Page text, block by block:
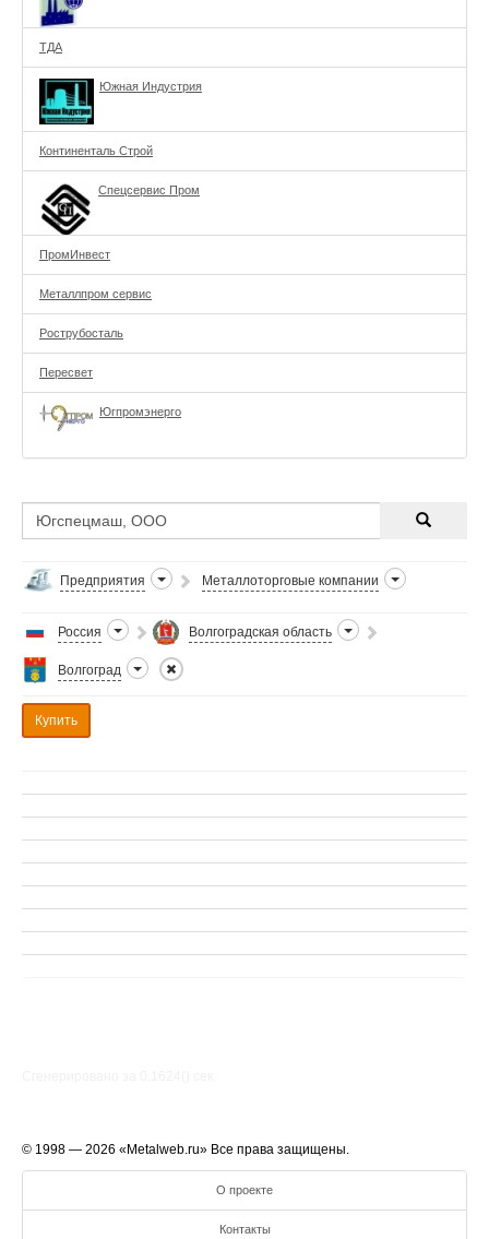
ТДА
Южная Индустрия
Континенталь Строй
Спецсервис Пром
ПромИнвест
Металлпром сервис
Рострубосталь
Пересвет
Югпромэнерго
Предприятия Металлоторговые компании
Россия Волгоградская область
Волгоград
Купить
© 1998 — 2026 «Metalweb.ru» Все права защищены.
О проекте
Контакты